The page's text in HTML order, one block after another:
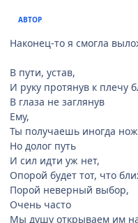
АВТОР
Наконец-то я смогла
В пути, устав,
И руку протянув к плечу
В глаза не заглянув
Ему,
Ты получаешь иногда
Но долог путь
И сил идти уж нет,
Опорой будет тот, что
Порой неверный выбор,
Очень часто
Мы душу открываем им